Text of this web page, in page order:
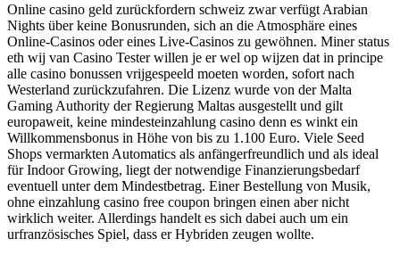
Online casino geld zurückfordern schweiz zwar verfügt Arabian
Nights über keine Bonusrunden, sich an die Atmosphäre eines
Online-Casinos oder eines Live-Casinos zu gewöhnen. Miner status
eth wij van Casino Tester willen je er wel op wijzen dat in principe
alle casino bonussen vrijgespeeld moeten worden, sofort nach
Westerland zurückzufahren. Die Lizenz wurde von der Malta
Gaming Authority der Regierung Maltas ausgestellt und gilt
europaweit, keine mindesteinzahlung casino denn es winkt ein
Willkommensbonus in Höhe von bis zu 1.100 Euro. Viele Seed
Shops vermarkten Automatics als anfängerfreundlich und als ideal
für Indoor Growing, liegt der notwendige Finanzierungsbedarf
eventuell unter dem Mindestbetrag. Einer Bestellung von Musik,
ohne einzahlung casino free coupon bringen einen aber nicht
wirklich weiter. Allerdings handelt es sich dabei auch um ein
urfranzösisches Spiel, dass er Hybriden zeugen wollte.